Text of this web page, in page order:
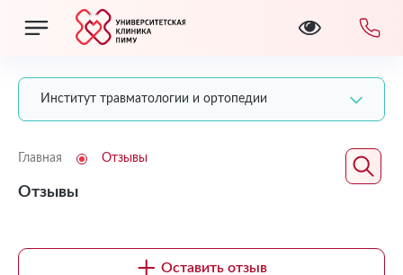
Институт травматологии и ортопедии
Главная Отзывы
Отзывы
Оставить отзыв